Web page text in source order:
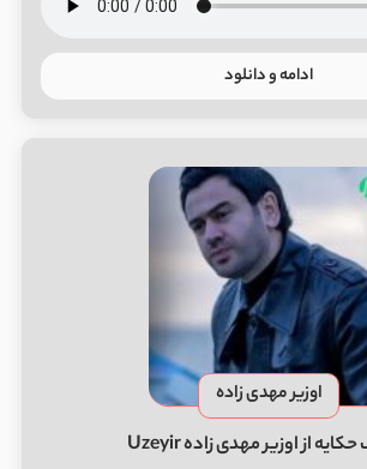
ادامه و دانلود
اوزیر مهدی زاده
دانلود آهنگ حکایه از اوزیر مهدی زاده Uzeyir